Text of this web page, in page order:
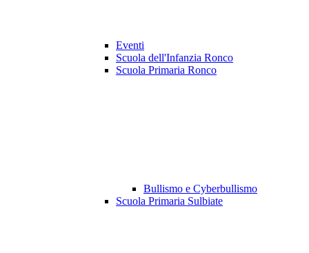
Eventi
Scuola dell'Infanzia Ronco
Scuola Primaria Ronco
Bullismo e Cyberbullismo
Scuola Primaria Sulbiate